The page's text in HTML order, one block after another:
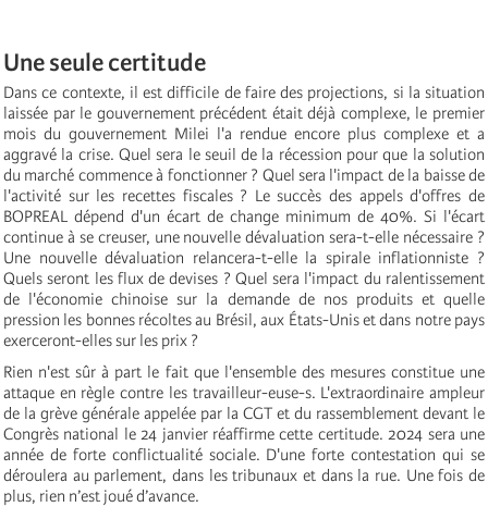
Une seule certitude
Dans ce contexte, il est difficile de faire des projections, si la situation
laissée par le gouvernement précédent était déjà complexe, le premier
mois du gouvernement Milei l'a rendue encore plus complexe et a
aggravé la crise. Quel sera le seuil de la récession pour que la solution
du marché commence à fonctionner ? Quel sera l'impact de la baisse de
l'activité sur les recettes fiscales ? Le succès des appels d'offres de
BOPREAL dépend d'un écart de change minimum de 40%. Si l'écart
continue à se creuser, une nouvelle dévaluation sera-t-elle nécessaire ?
Une nouvelle dévaluation relancera-t-elle la spirale inflationniste ?
Quels seront les flux de devises ? Quel sera l'impact du ralentissement
de l'économie chinoise sur la demande de nos produits et quelle
pression les bonnes récoltes au Brésil, aux États-Unis et dans notre pays
exerceront-elles sur les prix ?
Rien n'est sûr à part le fait que l'ensemble des mesures constitue une
attaque en règle contre les travailleur-euse-s. L'extraordinaire ampleur
de la grève générale appelée par la CGT et du rassemblement devant le
Congrès national le 24 janvier réaffirme cette certitude. 2024 sera une
année de forte conflictualité sociale. D'une forte contestation qui se
déroulera au parlement, dans les tribunaux et dans la rue. Une fois de
plus, rien n’est joué d’avance.